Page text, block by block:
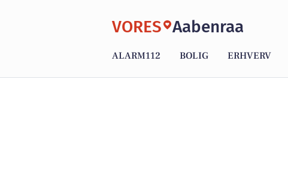
VORES Aabenraa
ALARM112 BOLIG ERHVERV